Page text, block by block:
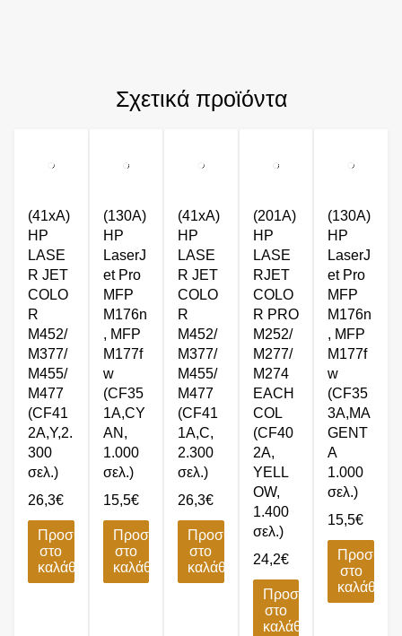
Σχετικά προϊόντα
(41xA)
HP
LASE
R JET
COLO
R
M452/
M377/
M455/
M477
(CF41
2A,Y,2.
300
σελ.)
26,3€
Προσθήκη
στο
καλάθι
(130A)
HP
LaserJ
et Pro
MFP
M176n
, MFP
M177f
w
(CF35
1A,CY
AN,
1.000
σελ.)
15,5€
Προσθήκη
στο
καλάθι
(41xA)
HP
LASE
R JET
COLO
R
M452/
M377/
M455/
M477
(CF41
1A,C,
2.300
σελ.)
26,3€
Προσθήκη
στο
καλάθι
(201A)
HP
LASE
RJET
COLO
R PRO
M252/
M277/
M274
EACH
COL
(CF40
2A,
YELL
OW,
1.400
σελ.)
24,2€
Προσθήκη
στο
καλάθι
(130A)
HP
LaserJ
et Pro
MFP
M176n
, MFP
M177f
w
(CF35
3A,MA
GENT
A
1.000
σελ.)
15,5€
στο
καλάθι